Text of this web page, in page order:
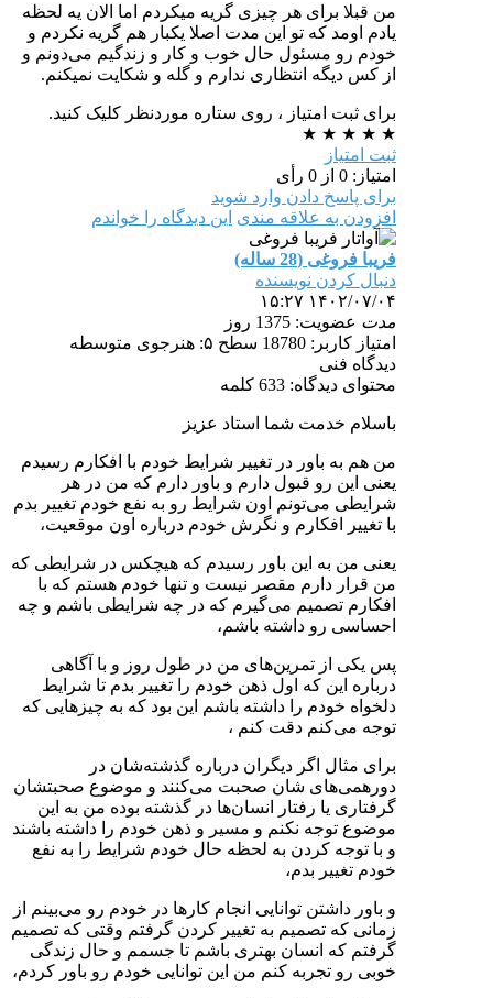
من قبلا برای هر چیزی گریه میکردم اما الان یه لحظه
یادم اومد که تو این مدت اصلا یکبار هم گریه نکردم و
خودم رو مسئول حال خوب و کار و زندگیم می‌دونم و
از کس دیگه انتظاری ندارم و گله و شکایت نمیکنم.
برای ثبت امتیاز ، روی ستاره موردنظر کلیک کنید.
★
★
★
★
★
ثبت امتیاز
امتیاز: 0 از 0 رأی
برای پاسخ دادن وارد شوید
افزودن به علاقه مندی این دیدگاه را خواندم
فریبا فروغی (28 ساله)
دنبال کردن نویسنده
۱۴۰۲/۰۷/۰۴ ۱۵:۲۷
مدت عضویت: 1375 روز
امتیاز کاربر: 18780
سطح ۵: هنرجوی متوسطه
دیدگاه فنی
محتوای دیدگاه: 633 کلمه
باسلام خدمت شما استاد عزیز
من هم به باور در تغییر شرایط خودم با افکارم رسیدم
یعنی این رو قبول دارم و باور دارم که من در هر
شرایطی می‌تونم اون شرایط رو به نفع خودم تغییر بدم
با تغییر افکارم و نگرش خودم درباره اون موقعیت،
یعنی من به این باور رسیدم که هیچکس در شرایطی که
من قرار دارم مقصر نیست و تنها خودم هستم که با
افکارم تصمیم می‌گیرم که در چه شرایطی باشم و چه
احساسی رو داشته باشم،
پس یکی از تمرین‌های من در طول روز و با آگاهی
درباره این که اول ذهن خودم را تغییر بدم تا شرایط
دلخواه خودم را داشته باشم این بود که به چیزهایی که
توجه می‌کنم دقت کنم ،
برای مثال اگر دیگران درباره گذشته‌شان در
دورهمی‌های شان صحبت می‌کنند و موضوع صحبتشان
گرفتاری یا رفتار انسان‌ها در گذشته بوده من به این
موضوع توجه نکنم و مسیر و ذهن خودم را داشته باشند
و با توجه کردن به لحظه حال خودم شرایط را به نفع
خودم تغییر بدم،
و باور داشتن توانایی انجام کارها در خودم رو می‌بینم از
زمانی که تصمیم به تغییر کردن گرفتم وقتی که تصمیم
گرفتم که انسان بهتری باشم تا جسمم و حال زندگی
خوبی رو تجربه کنم من این توانایی خودم رو باور کردم،